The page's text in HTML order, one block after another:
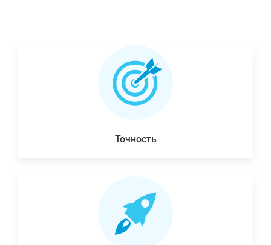
Точность